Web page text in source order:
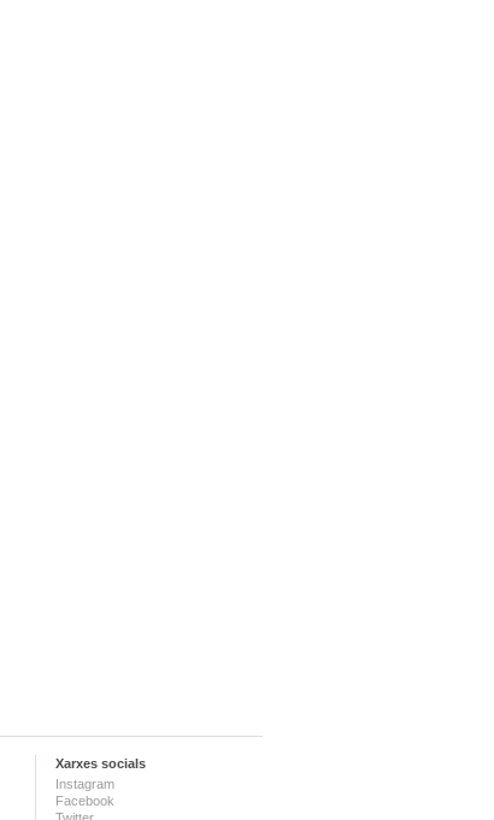
Xarxes socials
Instagram
Facebook